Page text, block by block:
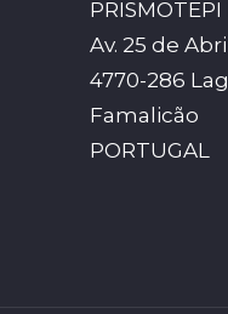
PRISMOTEPI
Av. 25 de
4770-286
Famalicão
PORTUGAL